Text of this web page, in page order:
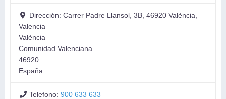
Dirección:Carrer Padre Llansol, 3B, 46920 València,
Valencia
València
Comunidad Valenciana
46920
España
Telefono:900 633 633